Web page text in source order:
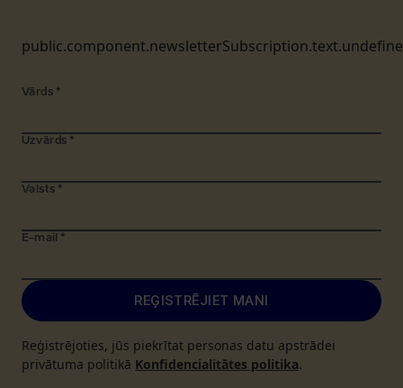
Vārds *
Uzvārds *
Valsts *
E-mail *
REĢISTRĒJIET MANI
Reģistrējoties, jūs piekrītat personas datu apstrādei
privātuma politikā Konfidencialitātes politika.